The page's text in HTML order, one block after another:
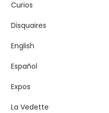
Curios
Disquaires
English
Español
Expos
La Vedette